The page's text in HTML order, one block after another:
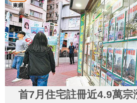
首7月住宅註冊近4.9萬宗